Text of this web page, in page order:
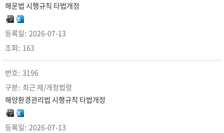
해운법 시행규칙 타법개정
2026-07-13
163
3196
최근 제/개정법령
해양환경관리법 시행규칙 타법개정
2026-07-13